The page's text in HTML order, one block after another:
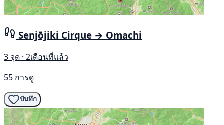
Senjōjiki Cirque → Omachi
3 จุด · 2เดือนที่แล้ว
55 การดู
บันทึก